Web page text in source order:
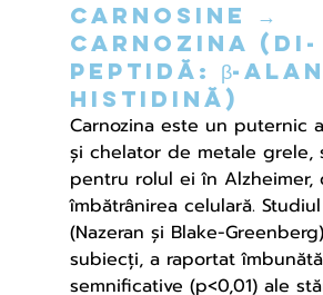
Carnosine →
carnozina (di-
peptidă: β-
histidină)
Carnozina este un puternic
și chelator de metale grele,
pentru rolul ei în Alzheimer,
îmbătrânirea celulară.
(Nazeran și Blake-
subiecți, a raportat
semnificative (p<0,01) ale